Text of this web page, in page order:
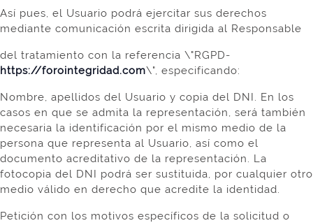
Así pues, el Usuario podrá ejercitar sus derechos
mediante comunicación escrita dirigida al Responsable
del tratamiento con la referencia \"RGPD-
https://forointegridad.com\", especificando:
Nombre, apellidos del Usuario y copia del DNI. En los
casos en que se admita la representación, será también
necesaria la identificación por el mismo medio de la
persona que representa al Usuario, así como el
documento acreditativo de la representación. La
fotocopia del DNI podrá ser sustituida, por cualquier otro
medio válido en derecho que acredite la identidad.
Petición con los motivos específicos de la solicitud o